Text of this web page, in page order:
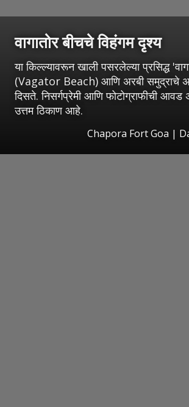
वागातोर बीचचे विहंगम दृश्य
या किल्ल्यावरून खाली पसरलेल्या प्रसिद्ध
(Vagator Beach) आणि अरबी समुद्राचे
दिसते. निसर्गप्रेमी आणि फोटोग्राफीची आवड
उत्तम ठिकाण आहे.
Chapora Fort Goa |